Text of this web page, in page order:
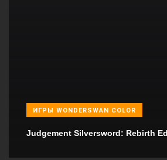
ИГРЫ WONDERSWAN COLOR
Judgement Silversword: Rebirth